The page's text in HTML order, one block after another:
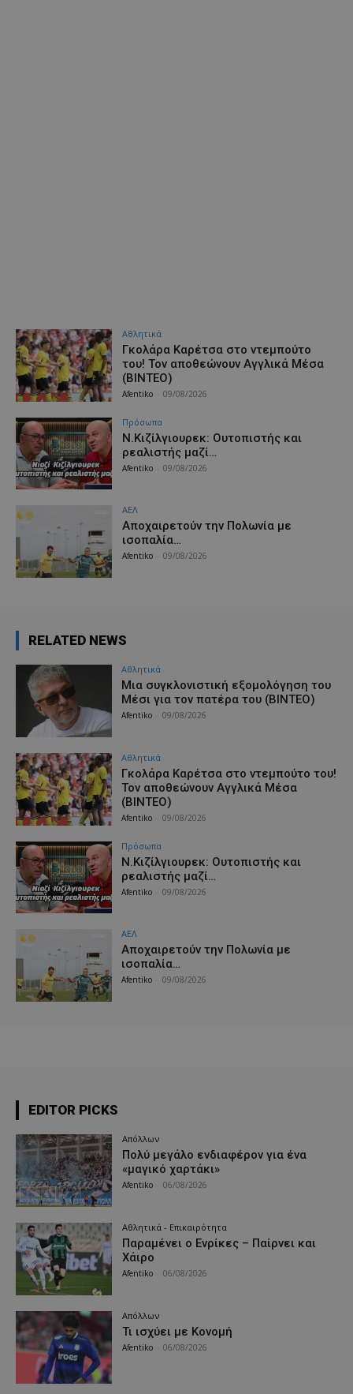
Αθλητικά
Γκολάρα Καρέτσα στο ντεμπούτο
του! Τον αποθεώνουν Αγγλικά Μέσα
(ΒΙΝΤΕΟ)
Afentiko 09/08/2026
Πρόσωπα
Ν.Κιζίλγιουρεκ: Ουτοπιστής και
ρεαλιστής μαζί…
Afentiko 09/08/2026
ΑΕΛ
Aποχαιρετούν την Πολωνία με
ισοπαλία…
Afentiko 09/08/2026
RELATED NEWS
Αθλητικά
Μια συγκλονιστική εξομολόγηση του
Μέσι για τον πατέρα του (ΒΙΝΤΕΟ)
Afentiko 09/08/2026
Αθλητικά
Γκολάρα Καρέτσα στο ντεμπούτο του!
Τον αποθεώνουν Αγγλικά Μέσα
(ΒΙΝΤΕΟ)
Afentiko 09/08/2026
Πρόσωπα
Ν.Κιζίλγιουρεκ: Ουτοπιστής και
ρεαλιστής μαζί…
Afentiko 09/08/2026
ΑΕΛ
Aποχαιρετούν την Πολωνία με
ισοπαλία…
Afentiko 09/08/2026
EDITOR PICKS
Απόλλων
Πολύ μεγάλο ενδιαφέρον για ένα
«μαγικό χαρτάκι»
Afentiko 06/08/2026
Αθλητικά - Επικαιρότητα
Παραμένει ο Ενρίκες – Παίρνει και
Χάιρο
Afentiko 06/08/2026
Απόλλων
Τι ισχύει με Κονομή
Afentiko 06/08/2026